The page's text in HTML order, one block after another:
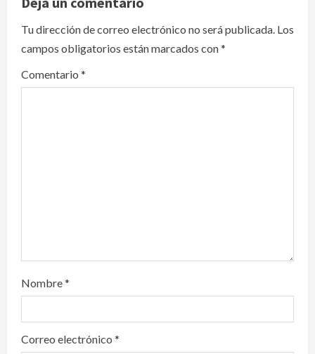
i
g
a
Tu dirección de correo electrónico no será publicada. Los
campos obligatorios están marcados con*
Comentario *
Nombre*
Correo electrónico *